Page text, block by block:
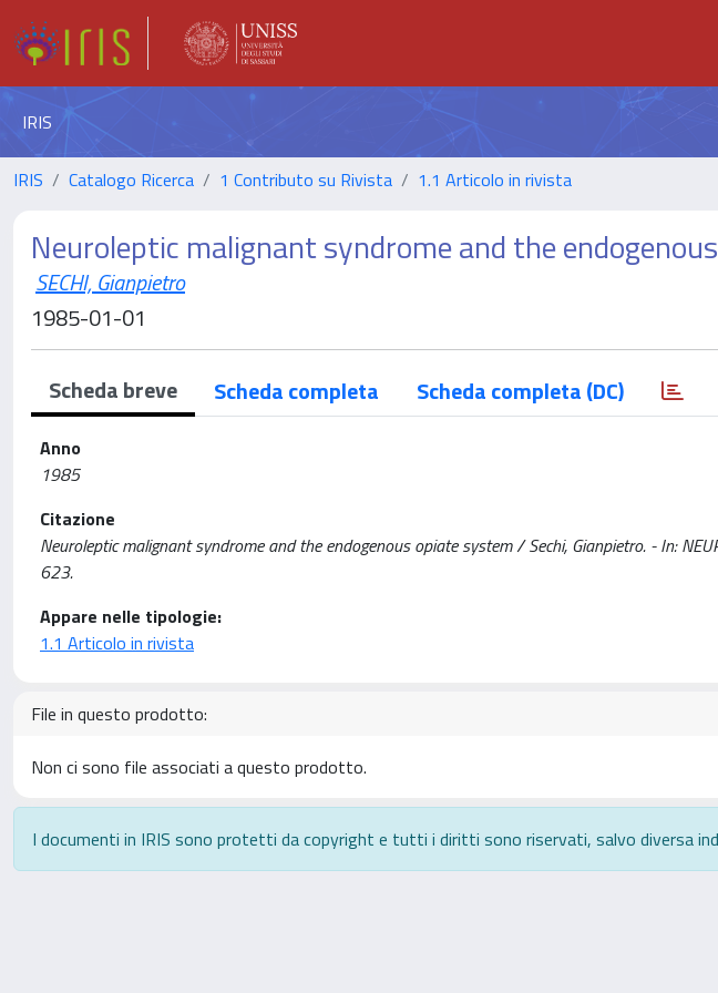
IRIS
IRIS Catalogo Ricerca 1 Contributo su Rivista 1.1 Articolo in rivista
Neuroleptic malignant syndrome and the
SECHI, Gianpietro
1985-01-01
Scheda breve Scheda completa Scheda completa (DC)
Anno
1985
Citazione
Neuroleptic malignant syndrome and the endogenous opiate system / Sechi, Gianpietro. - In:
623.
Appare nelle tipologie:
1.1 Articolo in rivista
File in questo prodotto:
Non ci sono file associati a questo prodotto.
I documenti in IRIS sono protetti da copyright e tutti i diritti sono riservati, salvo diversa